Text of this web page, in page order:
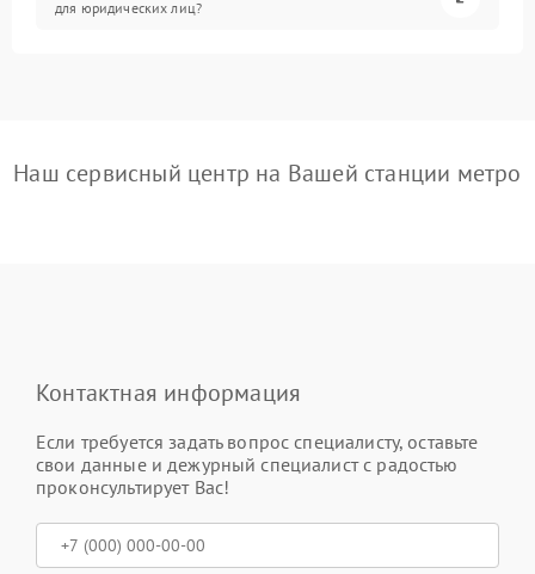
для юридических лиц?
Наш сервисный центр на Вашей станции метро
Контактная информация
Если требуется задать вопрос специалисту, оставьте
свои данные и дежурный специалист с радостью
проконсультирует Вас!